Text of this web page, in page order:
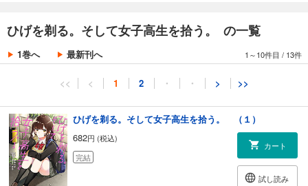
ひげを剃る。そして女子高生を拾う。 の一覧
1巻へ 最新刊へ 1～10件目 / 13件
<< < 1 2 ・ ・ > >>
ひげを剃る。そして女子高生を拾う。 （１）
682円 (税込)
完結
カート
試し読み